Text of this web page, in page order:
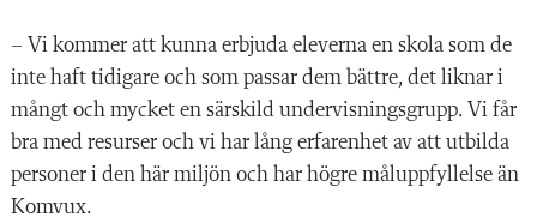
– Vi kommer att kunna erbjuda eleverna en skola som de
inte haft tidigare och som passar dem bättre, det liknar i
mångt och mycket en särskild undervisningsgrupp. Vi får
bra med resurser och vi har lång erfarenhet av att utbilda
personer i den här miljön och har högre måluppfyllelse än
Komvux.